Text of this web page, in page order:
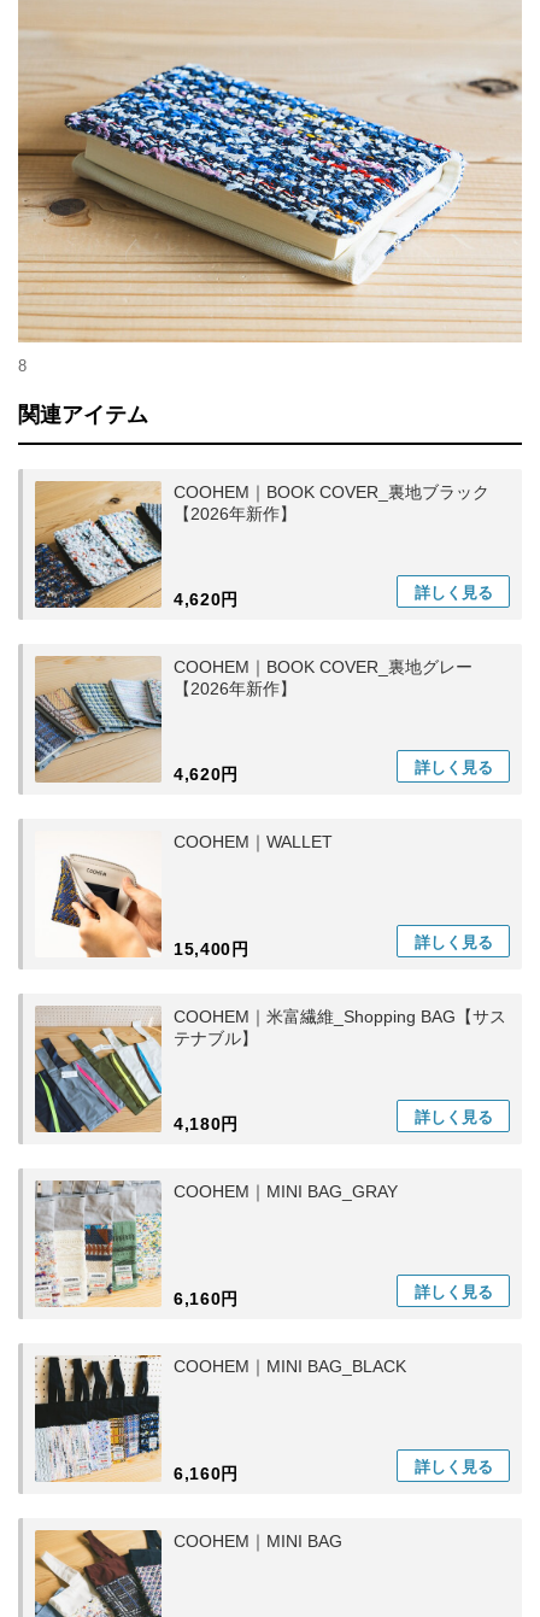
8
関連アイテム
COOHEM｜BOOK COVER_裏地ブラック
【2026年新作】
4,620円 詳しく 見る
COOHEM｜BOOK COVER_裏地グレー
【2026年新作】
4,620円 詳しく 見る
COOHEM｜WALLET
15,400円 詳しく 見る
COOHEM｜米富繊維_Shopping BAG【サス
テナブル】
4,180円 詳しく 見る
COOHEM｜MINI BAG_GRAY
6,160円 詳しく 見る
COOHEM｜MINI BAG_BLACK
6,160円 詳しく 見る
COOHEM｜MINI BAG